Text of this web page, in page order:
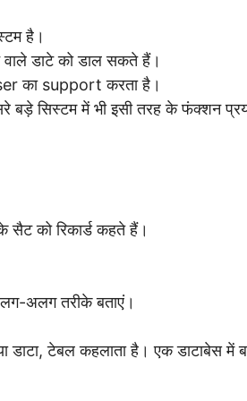
है।
डाटे को डाल सकते हैं।
का support करता है।
बड़े सिस्टम में भी इसी तरह के फंक्शन
को रिकार्ड कहते हैं।
अलग तरीके बताएं।
डाटा, टेबल कहलाता है। एक डाटाबेस